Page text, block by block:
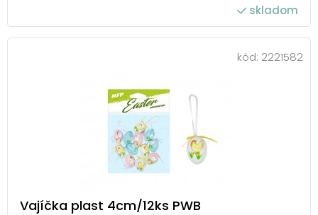
skladom
kód: 2221582
Vajíčka plast 4cm/12ks PWB